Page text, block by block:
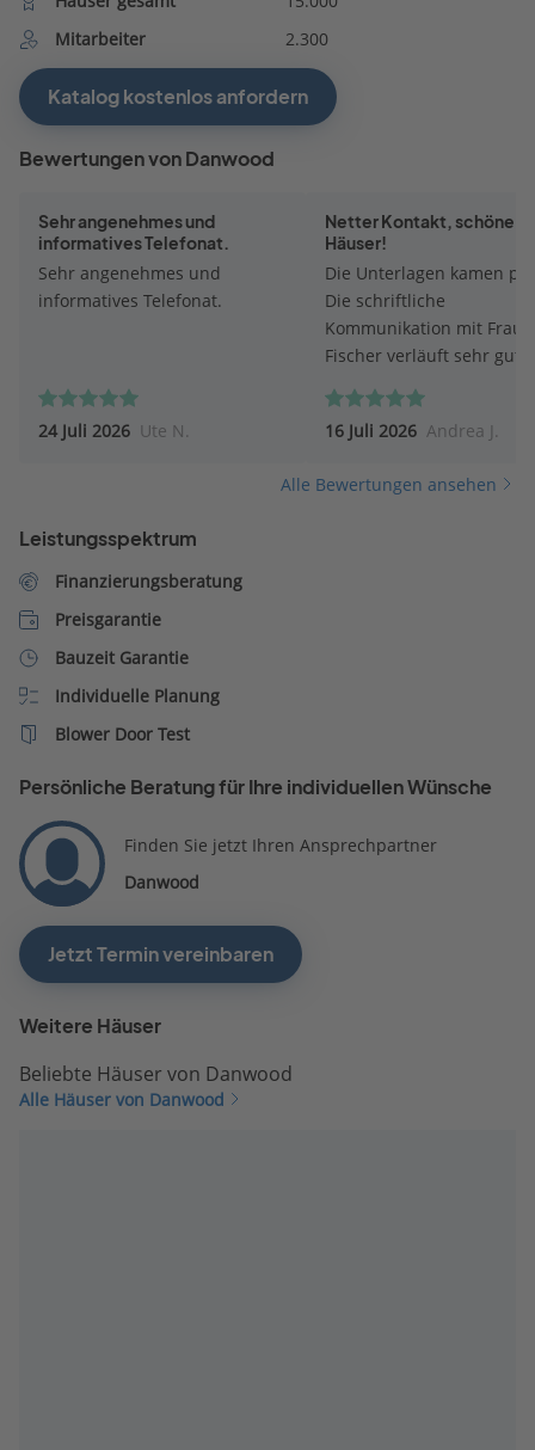
Mitarbeiter
2.300
Katalog kostenlos anfordern
Bewertungen von Danwood
Sehr angenehmes und
informatives Telefonat.
Sehr angenehmes und
informatives Telefonat.
24 Juli 2026 Ute N.
Netter Kontakt, schöne
Häuser!
Die Unterlagen kamen
Die schriftliche
Kommunikation mit Frau
Fischer verläuft sehr gut.
auf Fragen.
16 Juli 2026 Andrea J.
Alle Bewertungen ansehen
Leistungsspektrum
Finanzierungsberatung
Preisgarantie
Bauzeit Garantie
Individuelle Planung
Blower Door Test
Persönliche Beratung für Ihre individuellen Wünsche
Finden Sie jetzt Ihren Ansprechpartner
Danwood
Jetzt Termin vereinbaren
Weitere Häuser
Beliebte Häuser von Danwood
Alle Häuser von Danwood